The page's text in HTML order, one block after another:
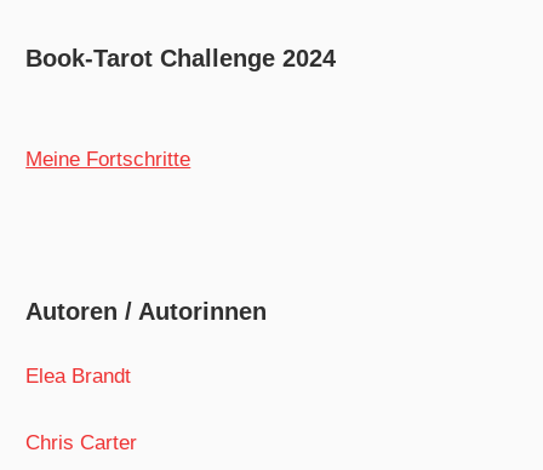
Book-Tarot Challenge 2024
Meine Fortschritte
Autoren / Autorinnen
Elea Brandt
Chris Carter